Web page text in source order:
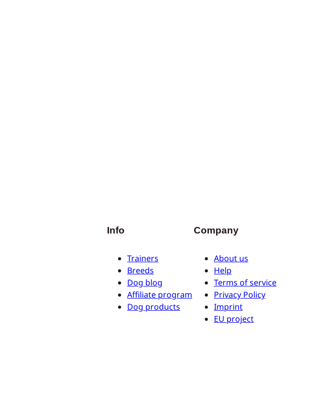
Info
Trainers
Breeds
Dog blog
Affiliate program
Dog products
Company
About us
Help
Terms of service
Privacy Policy
Imprint
EU project